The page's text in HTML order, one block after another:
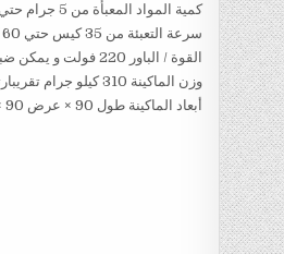
كمية المواد المعبأة من 5 جرام حتي 250 جرام تقريبا و يمكن تعديله حتي 500 جرام تقريبا
سرعة التعبئة من 35 كيس حتي 60 كيس / دقيقة تقريبا و لمادة التغليف اعتبار في السرعه
القوة / الباور 220 فولت و يمكن ضبط الفولت حسب الكهرباء المتاحه 1.2 كيلو وات تقريبا
وزن الماكينة 310 كيلو جرام تقريبارتزيد او تنقص حسب تحديثات الماكينة
أبعاد الماكينة طول 90 × عرض 90 × ارتفاع 180 سم تقريبا و يمكن فك الماكينة و تركيبها في اي مكان